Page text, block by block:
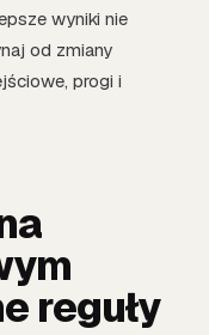
wyniki nie
od zmiany
progi i
reguły